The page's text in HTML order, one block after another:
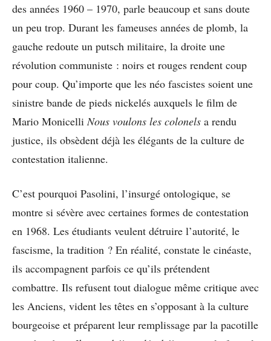
des années 1960 – 1970, parle beaucoup et sans doute
un peu trop. Durant les fameuses années de plomb, la
gauche redoute un putsch militaire, la droite une
révolution communiste : noirs et rouges rendent coup
pour coup. Qu’importe que les néo fascistes soient une
sinistre bande de pieds nickelés auxquels le film de
Mario Monicelli Nous voulons les colonels a rendu
justice, ils obsèdent déjà les élégants de la culture de
contestation italienne.
C’est pourquoi Pasolini, l’insurgé ontologique, se
montre si sévère avec certaines formes de contestation
en 1968. Les étudiants veulent détruire l’autorité, le
fascisme, la tradition ? En réalité, constate le cinéaste,
ils accompagnent parfois ce qu’ils prétendent
combattre. Ils refusent tout dialogue même critique avec
les Anciens, vident les têtes en s’opposant à la culture
bourgeoise et préparent leur remplissage par la pacotille